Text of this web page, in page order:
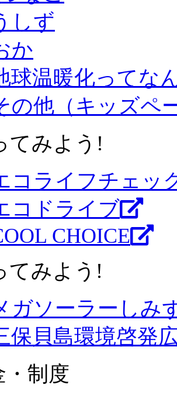
球温暖化ってな
の他（キッズペ
てみよう!
コライフチェッ
コドライブ
CHOICE
てみよう!
ガソーラーしみ
保貝島環境啓発
・制度